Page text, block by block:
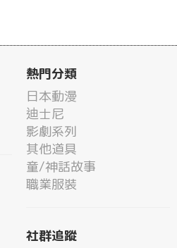
熱門分類
日本動漫
迪士尼
影劇系列
其他道具
童/神話故事
職業服裝
社群追蹤